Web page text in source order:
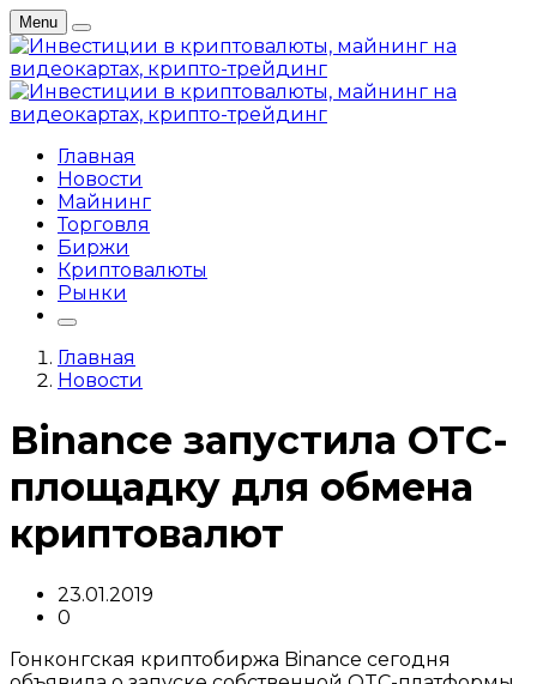
Menu
Главная
Новости
Майнинг
Торговля
Биржи
Криптовалюты
Рынки
Главная
Новости
Binance запустила OTC-
площадку для обмена
криптовалют
23.01.2019
0
Гонконгская криптобиржа Binance сегодня